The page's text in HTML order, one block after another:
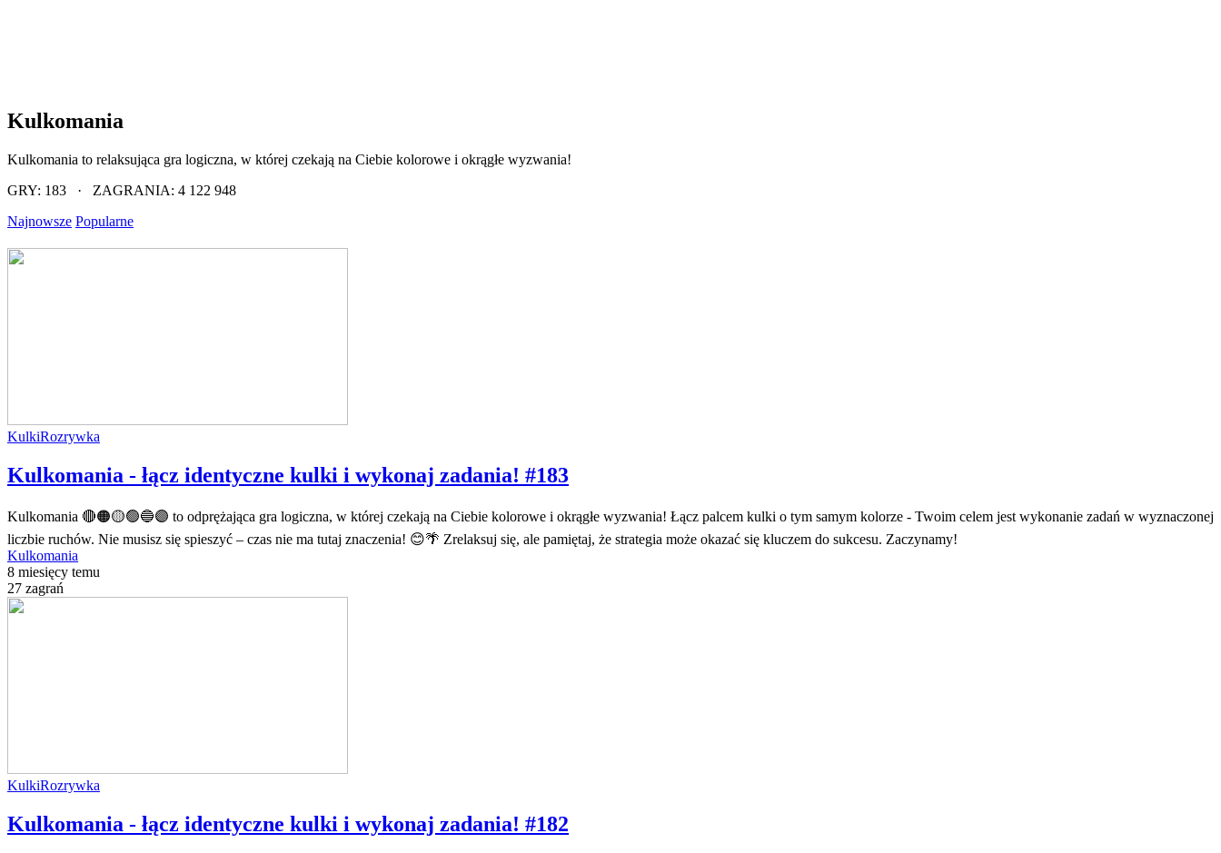
Kulkomania
Kulkomania to relaksująca gra logiczna, w której czekają na Ciebie kolorowe i okrągłe wyzwania!
GRY: 183 · ZAGRANIA: 4 122 948
Najnowsze Popularne
KulkiRozrywka
Kulkomania - łącz identyczne kulki i wykonaj zadania! #183
Kulkomania 🔴🟠🟡🟢🔵🟣 to odprężająca gra logiczna, w której czekają na Ciebie kolorowe i okrągłe wyzwania! Łącz palcem kulki o tym samym kolorze - Twoim celem jest wykonanie zadań w wyznaczonej
liczbie ruchów. Nie musisz się spieszyć – czas nie ma tutaj znaczenia! 😊🌴 Zrelaksuj się, ale pamiętaj, że strategia może okazać się kluczem do sukcesu. Zaczynamy!
Kulkomania
8 miesięcy temu
27 zagrań
KulkiRozrywka
Kulkomania - łącz identyczne kulki i wykonaj zadania! #182